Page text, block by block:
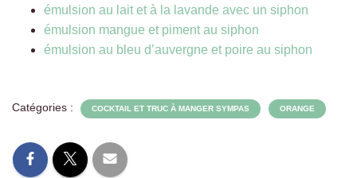
émulsion au lait et à la lavande avec un siphon
émulsion mangue et piment au siphon
émulsion au bleu d’auvergne et poire au siphon
Catégories : COCKTAIL ET TRUC À MANGER SYMPAS ORANGE